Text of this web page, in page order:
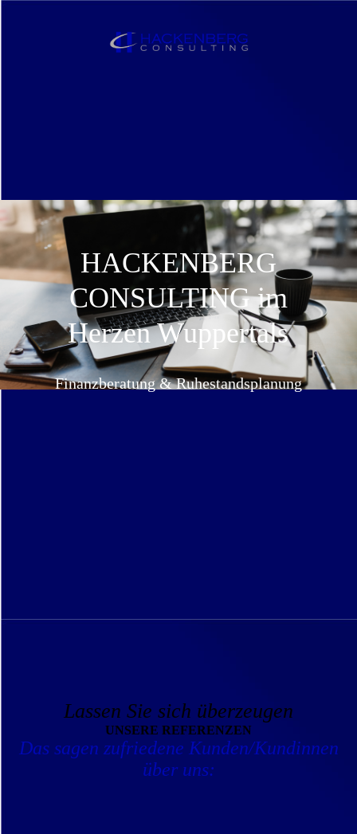
HACKENBERG
CONSULTING im
Herzen Wuppertals
Finanzberatung & Ruhestandsplanung
Lassen Sie sich überzeugen
UNSERE REFERENZEN
Das sagen zufriedene Kunden/Kundinnen
über uns: